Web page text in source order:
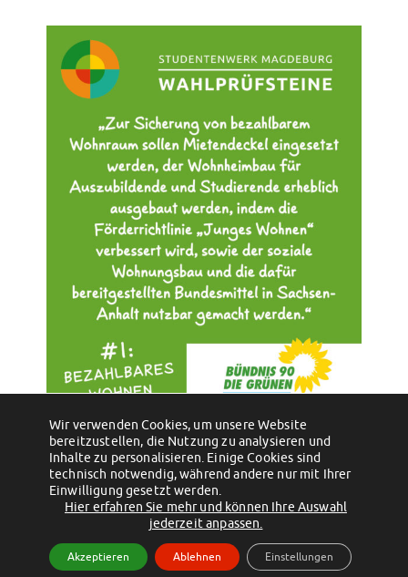
World Cup Game Night
Öffnungszeiten unserer Mensen und
Cafeterien in der vorlesungsfreien Zeit
(c) 2012 - 2026 by Studentenwerk Magdeburg - Anstalt des öffentlichen
Rechts
Facebook
Instagram TikTok Youtube
Wir verwenden Cookies, um unsere Website
bereitzustellen, die Nutzung zu analysieren und
Inhalte zu personalisieren. Einige Cookies sind
technisch notwendig, während andere nur mit Ihrer
Einwilligung gesetzt werden.
Hier erfahren Sie mehr und können Ihre Auswahl
jederzeit anpassen.
Akzeptieren Ablehnen Einstellungen